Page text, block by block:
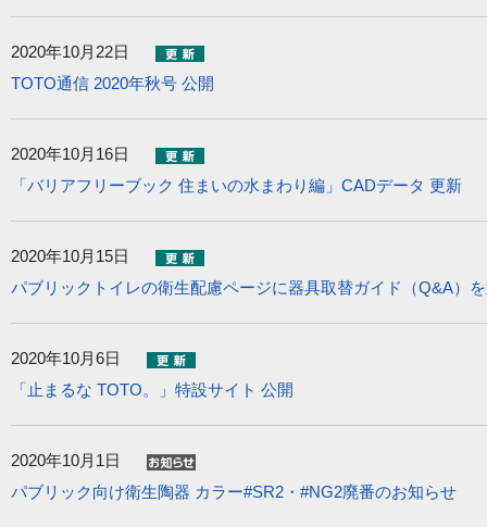
2020年10月22日
TOTO通信 2020年秋号 公開
2020年10月16日
「バリアフリーブック 住まいの水まわり編」CADデータ 更新
2020年10月15日
パブリックトイレの衛生配慮ページに器具取替ガイド（Q&A）
2020年10月6日
「止まるな TOTO。」特設サイト 公開
2020年10月1日
パブリック向け衛生陶器 カラー#SR2・#NG2廃番のお知らせ